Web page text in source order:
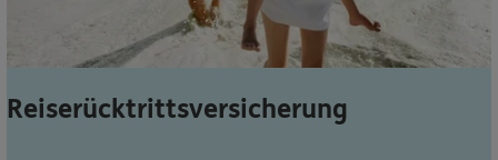
Jetzt informieren
Reiserücktrittsversicherung